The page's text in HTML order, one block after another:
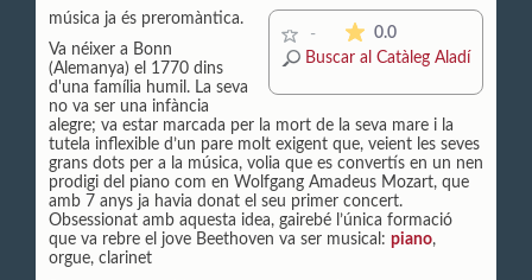
- 0.0La mitjana de les
Buscar al Catàleg Aladí
música ja és preromàntica.
Va néixer a Bonn
(Alemanya) el 1770 dins
d'una família humil. La seva
no va ser una infància
alegre; va estar marcada per la mort de la seva mare i la
tutela inflexible d’un pare molt exigent que, veient les seves
grans dots per a la música, volia que es convertís en un nen
prodigi del piano com en Wolfgang Amadeus Mozart, que
amb 7 anys ja havia donat el seu primer concert.
Obsessionat amb aquesta idea, gairebé l’única formació
que va rebre el jove Beethoven va ser musical: piano,
orgue, clarinet